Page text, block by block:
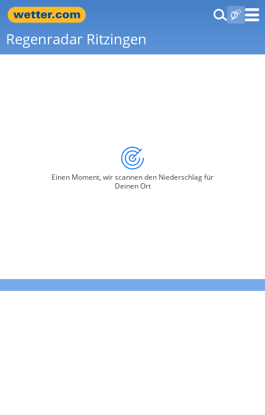
Regenradar Ritzingen
Einen Moment, wir scannen den Niederschlag für
Deinen Ort